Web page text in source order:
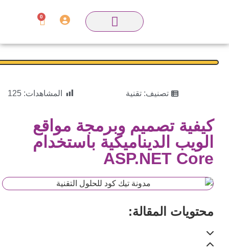
0
تصنيف:تقنية المشاهدات: 125
كيفية تصميم وبرمجة مواقع
الويب الديناميكية باستخدام
ASP.NET Core
محتويات المقالة: